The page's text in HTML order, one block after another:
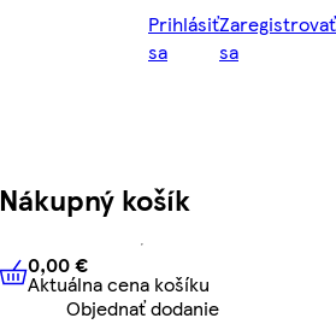
Prihlásiť
sa
Zaregistrovať
sa
Nákupný košík
0,00 € Aktuálna cena košíku
0,00 €
Aktuálna cena košíku
Objednať dodanie